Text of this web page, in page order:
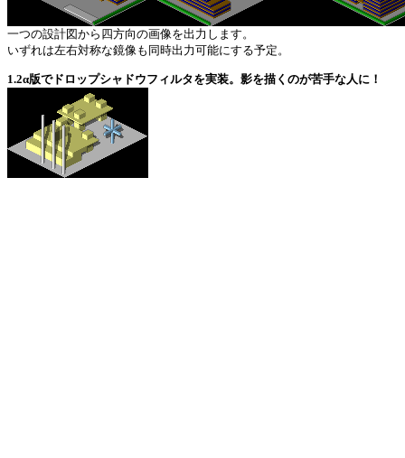
一つの設計図から四方向の画像を出力します。
いずれは左右対称な鏡像も同時出力可能にする予定。
1.2α版でドロップシャドウフィルタを実装。影を描くのが苦手な人に！